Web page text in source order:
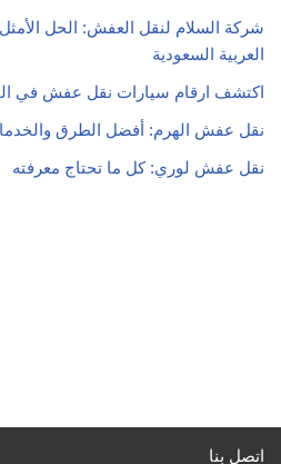
شركة السلام لنقل العفش: الحل
العربية السعودية
اكتشف ارقام سيارات نقل عفش في
نقل عفش الهرم: أفضل الطرق
نقل عفش لوري: كل ما تحتاج معرفته
اتصل بنا